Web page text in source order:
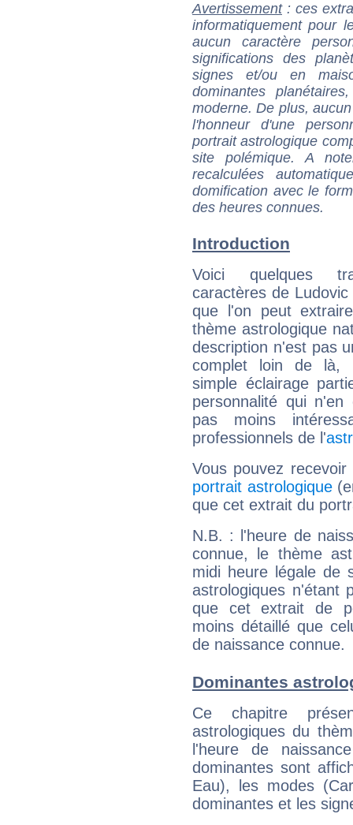
Avertissement: ces
informatiquement pour
aucun caractère
significations des
signes et/ou en
dominantes
moderne. De plus,
l'honneur d'une
portrait astrologique
site polémique. A
recalculées
domification avec le
des heures connues.
Introduction
Voici quelques
caractères de Ludovic
que l'on peut
thème astrologique
description n'est pas
complet loin de là,
simple éclairage
personnalité qui n'en
pas moins
professionnels de l'
Vous pouvez
portrait astrologique
que cet extrait du
N.B. : l'heure de
connue, le thème
midi heure légale de
astrologiques n'étant
que cet extrait de
moins détaillé que
de naissance connue.
Dominantes
Ce chapitre
astrologiques du
l'heure de
dominantes sont
Eau), les modes
dominantes et les